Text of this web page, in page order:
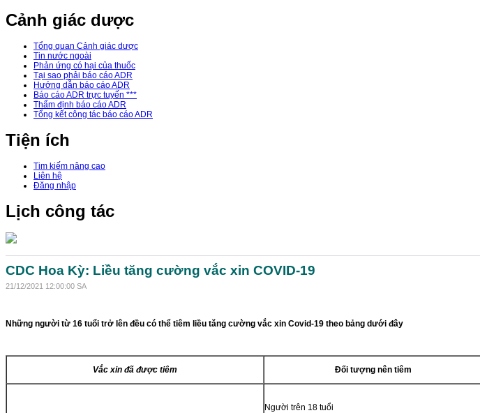
Cảnh giác dược
Tổng quan Cảnh giác dược
Tin nước ngoài
Phản ứng có hại của thuốc
Tại sao phải báo cáo ADR
Hướng dẫn báo cáo ADR
Báo cáo ADR trực tuyến ***
Thẩm định báo cáo ADR
Tổng kết công tác báo cáo ADR
Tiện ích
Tim kiếm nâng cao
Liên hệ
Đăng nhập
Lịch công tác
CDC Hoa Kỳ: Liều tăng cường vắc xin COVID-19
21/12/2021 12:00:00 SA
Những người từ 16 tuổi trở lên đều có thể tiêm liều tăng cường vắc xin Covid-19 theo bảng dưới đây
Vắc xin đã được tiêm Đối tượng nên tiêm
Người trên 18 tuổi